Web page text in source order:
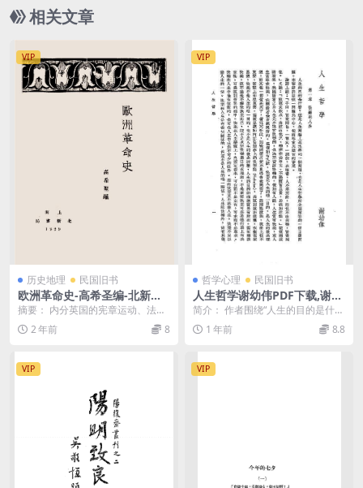
相关文章
VIP
历史地理 民国旧书
欧洲革命史-高希圣编-北新书
局
摘要： 内分英国的宪章运动、法国
的巴黎公社运动、德国的1848年革
命、俄国的19...
2 年前 8
VIP
哲学心理 民国旧书
人生哲学谢幼伟PDF下载,谢幼
伟哲学研究史料
简介： 作者围绕“人生的目的是什
么”这一问题，简述古今中外有关派
别的12种观点，...
1 年前 8.8
VIP VIP